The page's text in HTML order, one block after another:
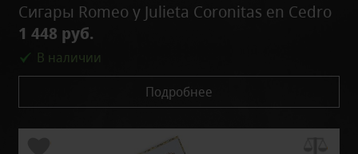
Сигары Romeo y Julieta Coronitas en Cedro
1 448 руб.
В наличии
Подробнее